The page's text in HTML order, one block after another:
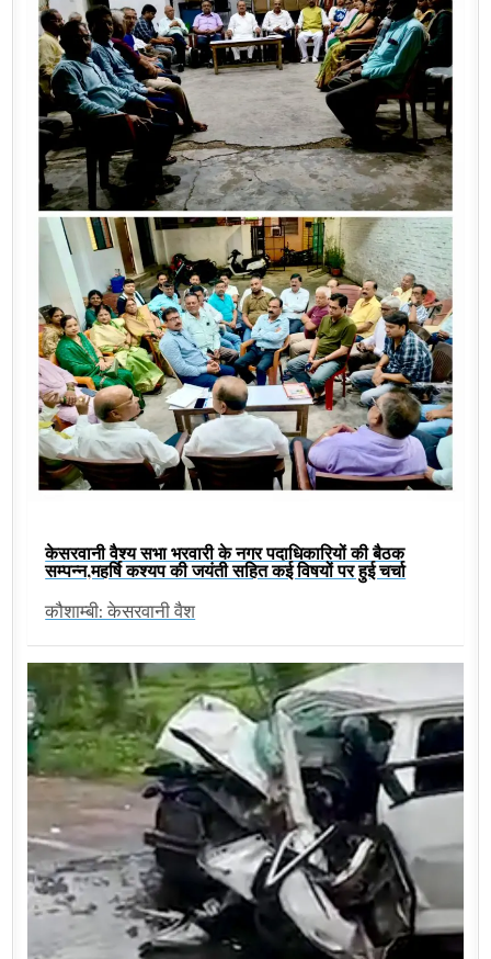
केसरवानी वैश्य सभा भरवारी के नगर पदाधिकारियों की बैठक
सम्पन्न,महर्षि कश्यप की जयंती सहित कई विषयों पर हुई चर्चा
कौशाम्बी: केसरवानी वैश